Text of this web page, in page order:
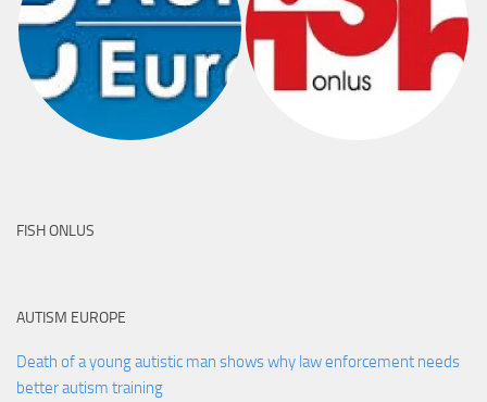
FISH ONLUS
AUTISM EUROPE
Death of a young autistic man shows why law enforcement needs
better autism training